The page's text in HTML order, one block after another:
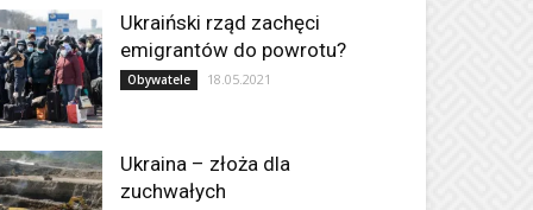
Ukraiński rząd zachęci
emigrantów do powrotu?
Obywatele 18.05.2021
Ukraina – złoża dla
zuchwałych